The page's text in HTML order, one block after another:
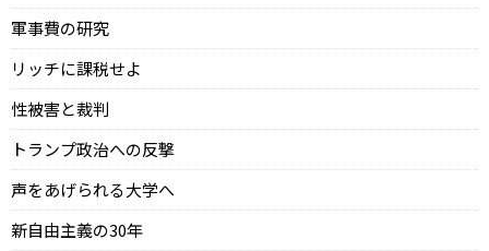
軍事費の研究
リッチに課税せよ
性被害と裁判
トランプ政治への反撃
声をあげられる大学へ
新自由主義の30年